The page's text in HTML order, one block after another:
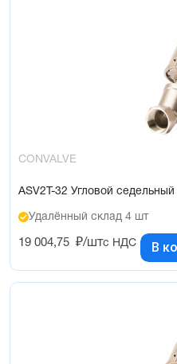
CONVALVE
ASV2T-32 Угловой
Удалённый склад 4 шт
19 004,75 ₽/штс НДС В